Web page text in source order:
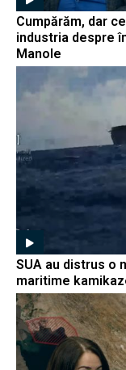
Cumpărăm, dar
industria despre
Manole
SUA au distrus o
maritime